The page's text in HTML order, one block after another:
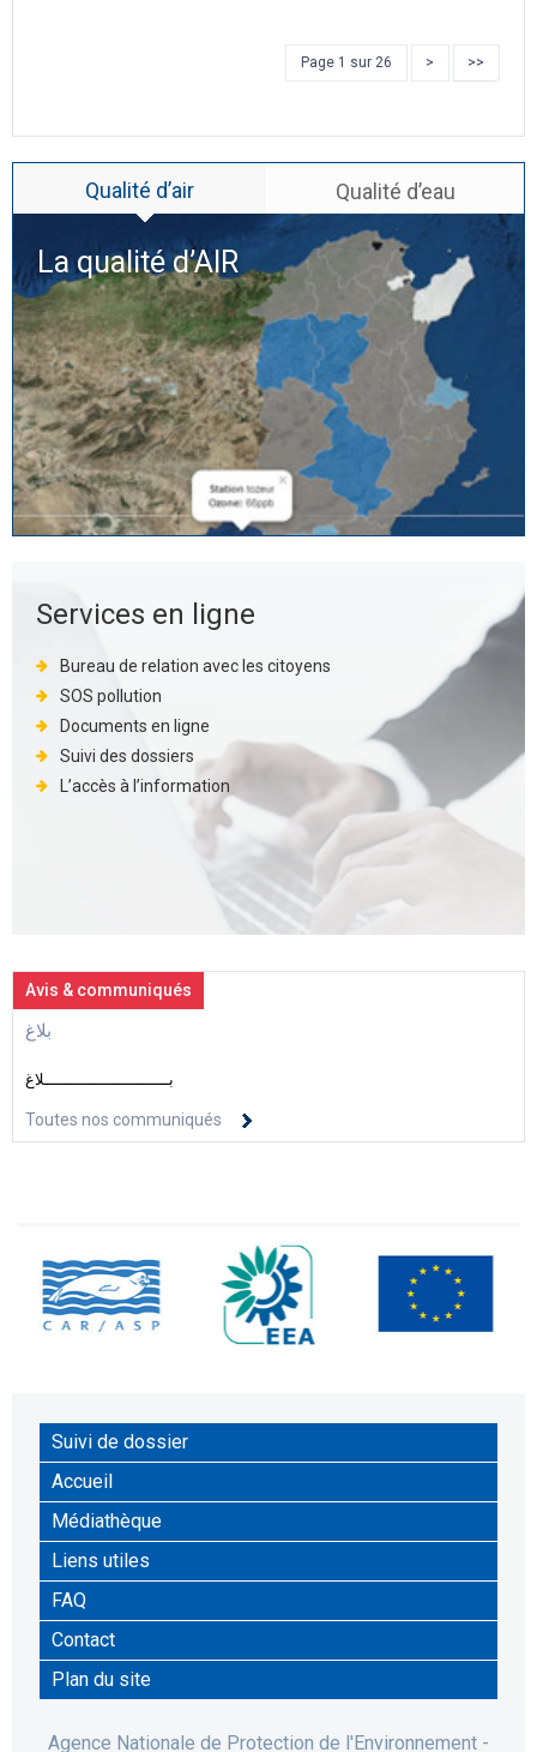
Page 1 sur 26 > >>
Qualité d’air Qualité d’eau
La qualité d’AIR
Services en ligne
Bureau de relation avec les citoyens
SOS pollution
Documents en ligne
Suivi des dossiers
L’accès à l’information
Avis & communiqués
بلاغ
بــــــــــــــــــــــــــلاغ
Toutes nos communiqués
Suivi de dossier
Accueil
Médiathèque
Liens utiles
FAQ
Contact
Plan du site
Agence Nationale de Protection de l'Environnement -